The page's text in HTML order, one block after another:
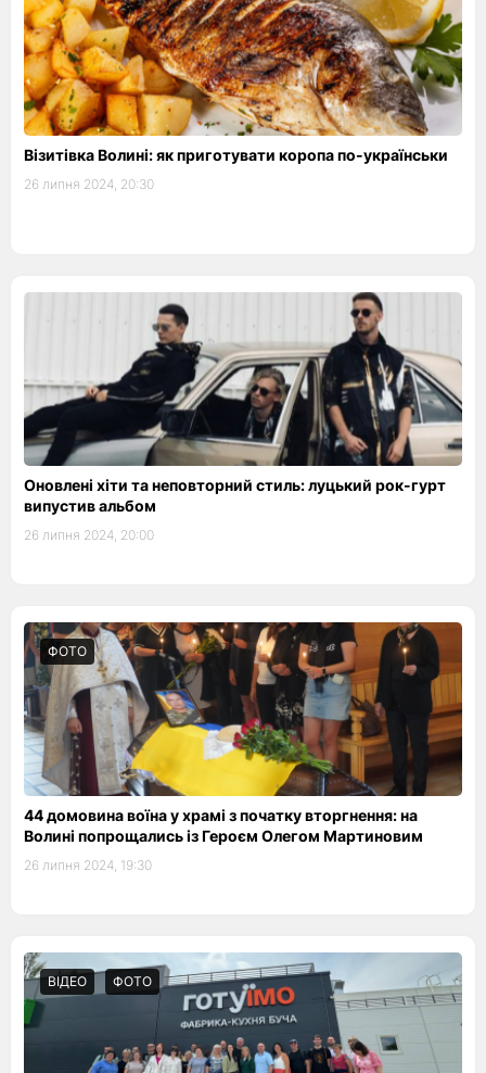
Візитівка Волині: як приготувати коропа по-українськи
26 липня 2024, 20:30
Оновлені хіти та неповторний стиль: луцький рок-гурт
випустив альбом
26 липня 2024, 20:00
ФОТО
44 домовина воїна у храмі з початку вторгнення: на
Волині попрощались із Героєм Олегом Мартиновим
26 липня 2024, 19:30
ВІДЕО ФОТО